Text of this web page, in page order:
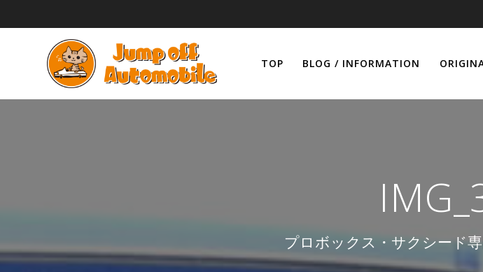
ン
TOP BLOG / INFORMATION
プロボックス・サクシード